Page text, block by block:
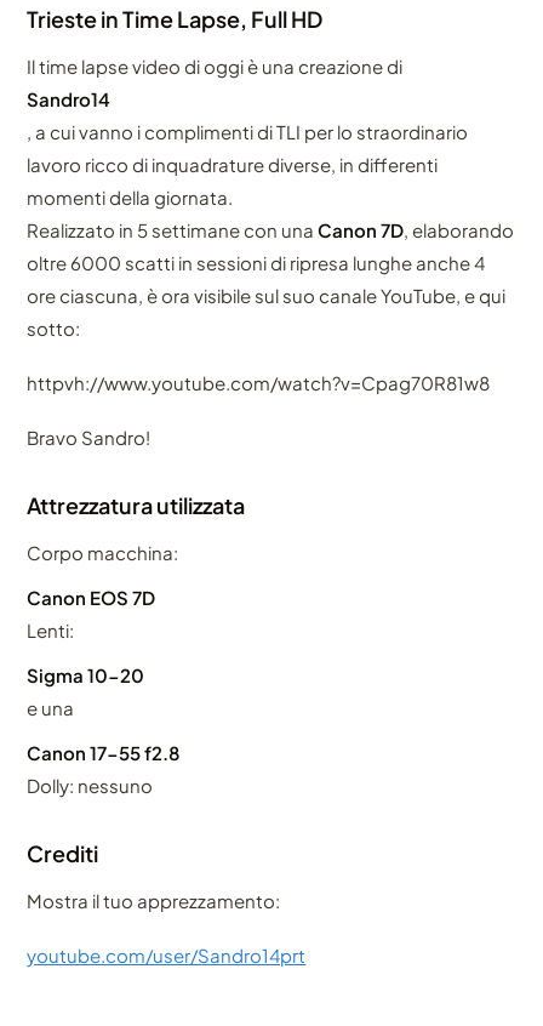
Trieste in Time Lapse, Full HD
Il time lapse video di oggi è una creazione di
Sandro14
, a cui vanno i complimenti di TLI per lo straordinario
lavoro ricco di inquadrature diverse, in differenti
momenti della giornata.
Realizzato in 5 settimane con unaCanon 7D, elaborando
oltre 6000 scatti in sessioni di ripresa lunghe anche 4
ore ciascuna, è ora visibile sul suo canale YouTube, e qui
sotto:
httpvh://www.youtube.com/watch?v=Cpag70R81w8
Bravo Sandro!
Attrezzatura utilizzata
Corpo macchina:
Canon EOS 7D
Lenti:
Sigma 10-20
e una
Canon 17-55 f2.8
Dolly: nessuno
Crediti
Mostra il tuo apprezzamento:
youtube.com/user/Sandro14prt